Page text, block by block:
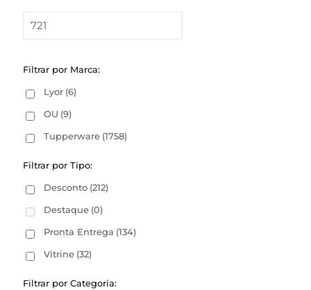
Filtrar por Marca:
Lyor (6)
OU (9)
Tupperware (1758)
Filtrar por Tipo:
Desconto (212)
Destaque (0)
Pronta Entrega (134)
Vitrine (32)
Filtrar por Categoria: